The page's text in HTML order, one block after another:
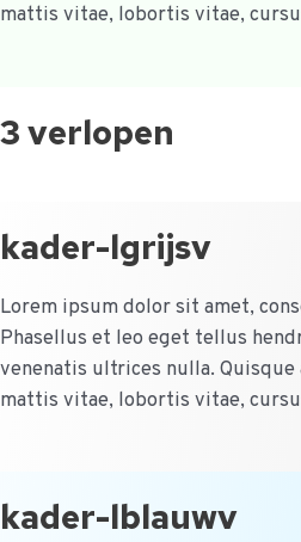
mattis vitae, lobortis vitae,
3 verlopen
kader-lgrijsv
Lorem ipsum dolor sit amet,
Phasellus et leo eget tellus
venenatis ultrices nulla. Quisque
mattis vitae, lobortis vitae,
kader-lblauwv